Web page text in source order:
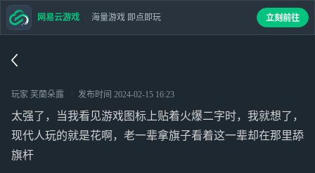
玩家 芙蘭朵露 发布时间 2024-02-15 16:23
太强了，当我看见游戏图标上贴着火爆二字时，我就想了，
现代人玩的就是花啊，老一辈拿旗子看着这一辈却在那里舔
旗杆
网易云游戏 海量游戏 即点即玩 立刻前往